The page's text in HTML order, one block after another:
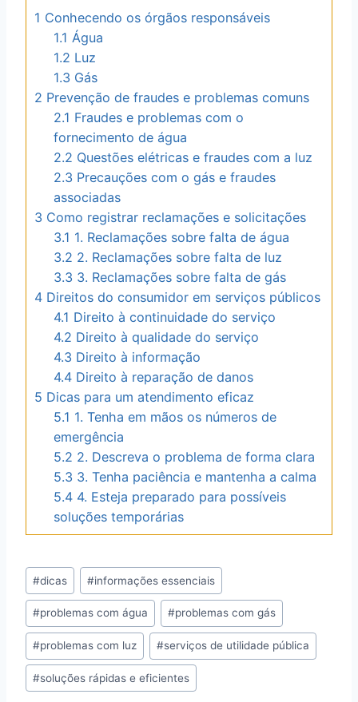
1 Conhecendo os órgãos responsáveis
1.1 Água
1.2 Luz
1.3 Gás
2 Prevenção de fraudes e problemas comuns
2.1 Fraudes e problemas com o
fornecimento de água
2.2 Questões elétricas e fraudes com a luz
2.3 Precauções com o gás e fraudes
associadas
3 Como registrar reclamações e solicitações
3.1 1. Reclamações sobre falta de água
3.2 2. Reclamações sobre falta de luz
3.3 3. Reclamações sobre falta de gás
4 Direitos do consumidor em serviços públicos
4.1 Direito à continuidade do serviço
4.2 Direito à qualidade do serviço
4.3 Direito à informação
4.4 Direito à reparação de danos
5 Dicas para um atendimento eficaz
5.1 1. Tenha em mãos os números de
emergência
5.2 2. Descreva o problema de forma clara
5.3 3. Tenha paciência e mantenha a calma
5.4 4. Esteja preparado para possíveis
soluções temporárias
Post
Tags:
#dicas #informações essenciais
#problemas com água #problemas com gás
#problemas com luz #serviços de utilidade pública
#soluções rápidas e eficientes